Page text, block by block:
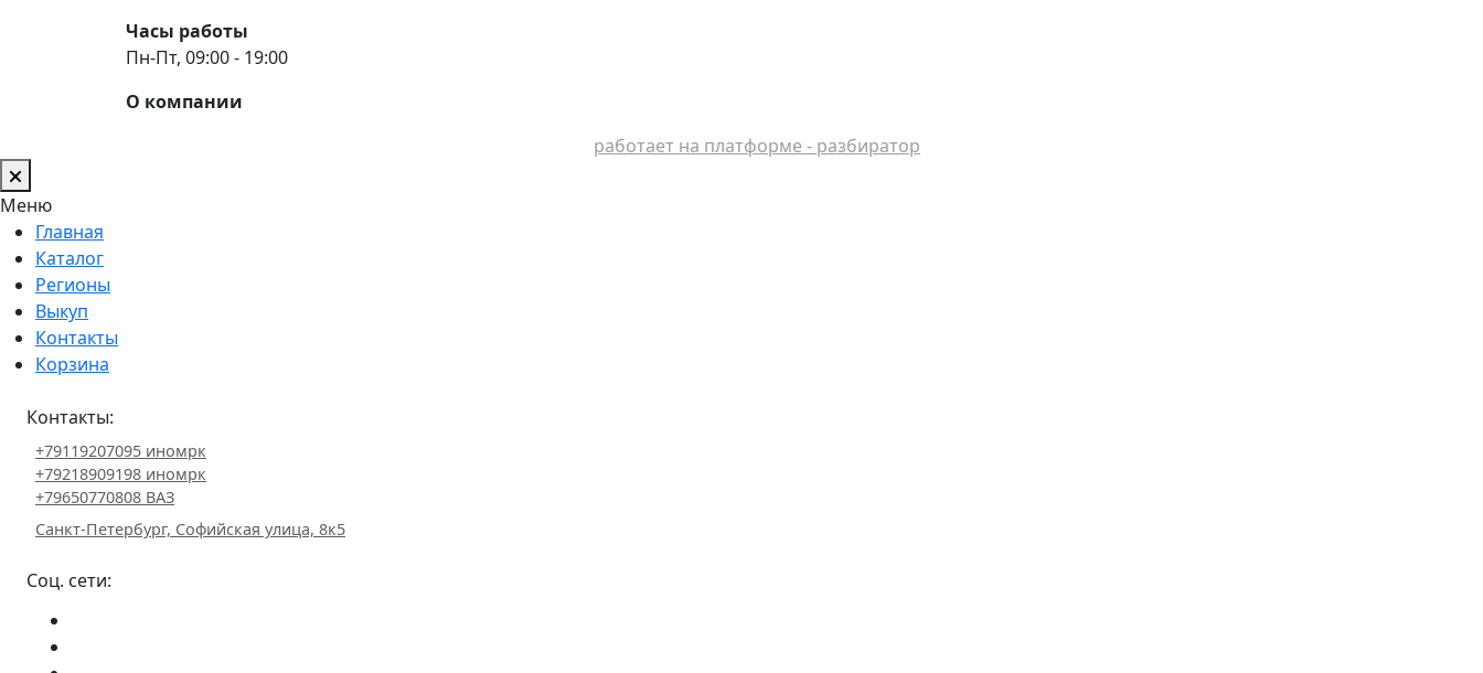
Часы работы
Пн-Пт, 09:00 - 19:00
О компании
работает на платформе - разбиратор
Меню
Главная
Каталог
Регионы
Выкуп
Контакты
Корзина
Контакты:
+79119207095 иномрк
+79218909198 иномрк
+79650770808 ВАЗ
Санкт-Петербург, Софийская улица, 8к5
Соц. сети: